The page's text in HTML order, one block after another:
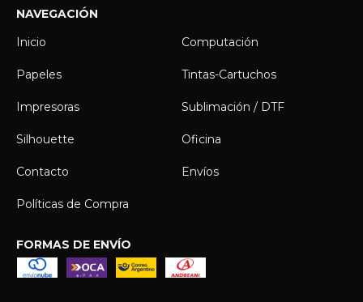
NAVEGACIÓN
Inicio
Computación
Papeles Tintas-Cartuchos
Impresoras Sublimación / DTF
Silhouette Oficina
Contacto Envíos
Políticas de Compra
FORMAS DE ENVÍO